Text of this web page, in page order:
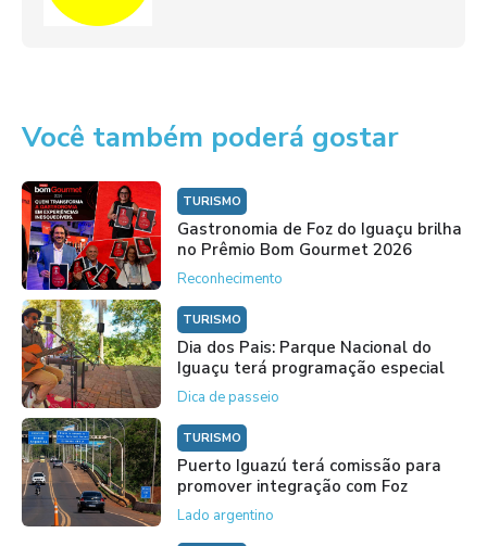
Você também poderá gostar
TURISMO
Gastronomia de Foz do Iguaçu brilha
no Prêmio Bom Gourmet 2026
Reconhecimento
TURISMO
Dia dos Pais: Parque Nacional do
Iguaçu terá programação especial
Dica de passeio
TURISMO
Puerto Iguazú terá comissão para
promover integração com Foz
Lado argentino